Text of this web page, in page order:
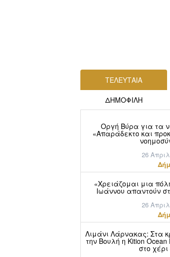
ΤΕΛΕΥΤΑΙΑ
ΔΗΜΟΦΙΛΗ
Οργή Βύρα για τα
«Απαράδεκτο και
26
«Χρειάζομαι μια
Ιωάννου απαντούν
26
Λιμάνι Λάρνακας: Στα
την Βουλή η Kition
στο